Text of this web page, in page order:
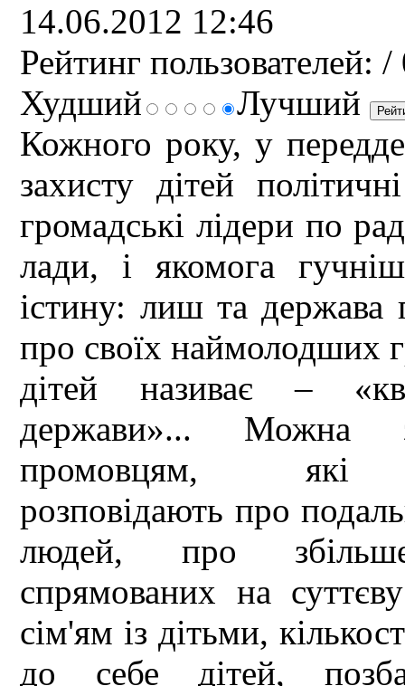
14.06.2012 12:46
Рейтинг пользователей: /
Худший
Лучший
Кожного року, у
захисту дітей
громадські лідери по
лади, і якомога
істину: лиш та держава
про своїх наймолодших
дітей називає –
держави»... Можна
промовцям, які
розповідають про
людей, про
спрямованих на
сім'ям із дітьми,
до себе дітей,